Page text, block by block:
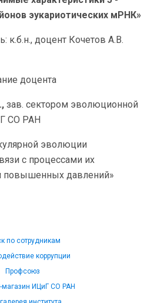
эукариотических мРНК»
к.б.н., доцент Кочетов А.В.
доцента
зав. сектором эволюционной
СО РАН
эволюции
с процессами их
повышенных давлений»
по сотрудникам
коррупции
Профсоюз
магазин ИЦиГ СО РАН